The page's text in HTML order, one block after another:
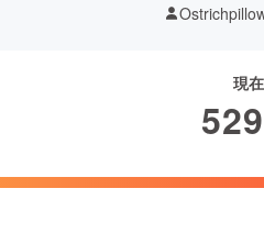
現